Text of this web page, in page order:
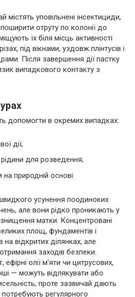
містять уповільнені інсектициди,
отруту по колонії до
їх біля місць активності
під вікнами, уздовж плінтусів і
Після завершення дії пастку
випадкового контакту з
допомогти в окремих випадках:
дії;
для розведення;
природній основі.
усунення поодиноких
але вони рідко проникають у
знищення матки. Концентровані
площ, фундаментів і
відкритих ділянках, але
заходів безпеки.
олії м’яти чи цитрусових,
— можуть відлякувати або
проте зазвичай дають
регулярного